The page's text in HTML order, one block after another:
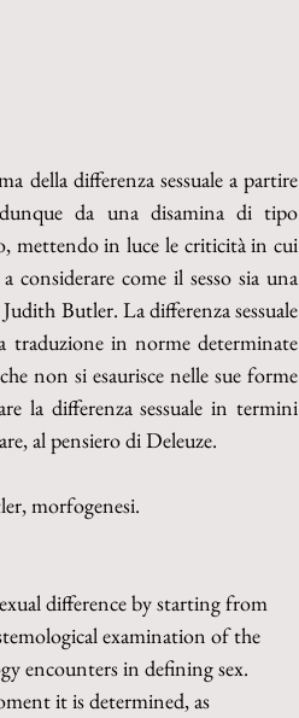
della differenza sessuale a partire
da una disamina di tipo
mettendo in luce le criticità in cui
come il sesso sia una
Butler. La differenza sessuale
traduzione in norme determinate
non si esaurisce nelle sue forme
la differenza sessuale in termini
al pensiero di Deleuze.
morfogenesi.
difference by starting from
examination of the
encounters in defining sex.
it is determined, as